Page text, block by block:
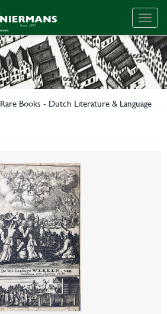
Books - Dutch Literature & Language